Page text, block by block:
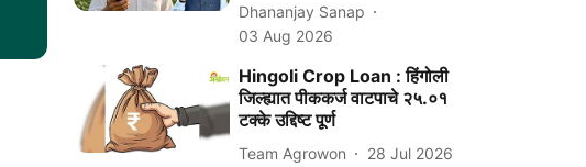
Dhananjay Sanap
03 Aug 2026
Hingoli Crop Loan : हिंगोली
जिल्ह्यात पीककर्ज वाटपाचे २५.०१
टक्के उद्दिष्ट पूर्ण
Team Agrowon 28 Jul 2026